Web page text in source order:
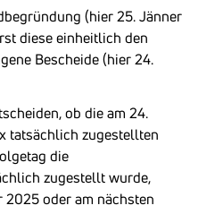
(hier 25. Jänner
diese einheitlich den
Bescheide (hier 24.
ob die am 24.
tatsächlich zugestellten
die
zugestellt wurde,
oder am nächsten